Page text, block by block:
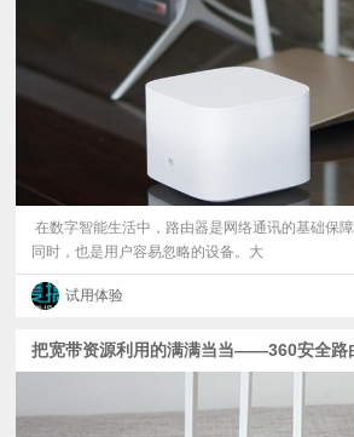
在数字智能生活中，路由器是网络通讯的基础保障
同时，也是用户容易忽略的设备。大
试用体验